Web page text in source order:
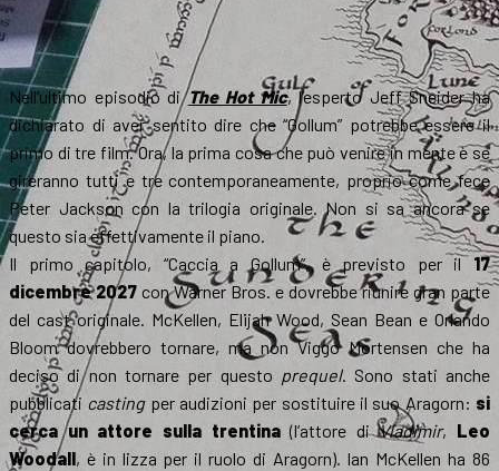
Nell’ultimo episodio diThe Hot Mic, l’esperto Jeff Sneider ha
dichiarato di aver sentito dire che “Gollum” potrebbe essere il
primo di tre film. Ora, la prima cosa che può venire in mente è se
gireranno tutti e tre contemporaneamente, proprio come fece
Peter Jackson con la trilogia originale. Non si sa ancora se
questo sia effettivamente il piano.
Il primo capitolo, “Caccia a Gollum”, è previsto per il17
dicembre 2027 con Warner Bros. e dovrebbe riunire gran parte
del cast originale. McKellen, Elijah Wood, Sean Bean e Orlando
Bloom dovrebbero tornare, ma non Viggo Mortensen che ha
deciso di non tornare per questo prequel. Sono stati anche
pubblicati castingper audizioni per sostituire il suo Aragorn: si
cerca un attore sulla trentina(l’attore diVladimir, Leo
Woodall, è in lizza per il ruolo di Aragorn). Ian McKellen ha 86